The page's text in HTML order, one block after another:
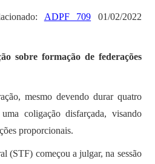
ADPF 709 01/02/2022
sobre formação de federações
mesmo devendo durar quatro
coligação disfarçada, visando
proporcionais.
(STF) começou a julgar, na sessão